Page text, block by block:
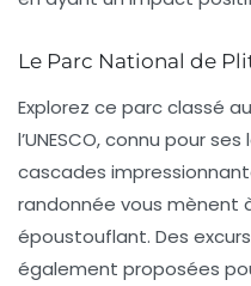
Le Parc National de
Explorez ce parc classé
l’UNESCO, connu pour
cascades
randonnée vous mènent
époustouflant. Des
également proposées